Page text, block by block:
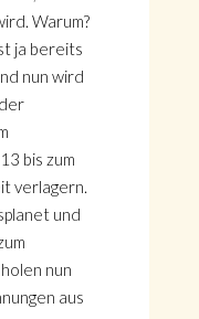
Warum?
ja bereits
nun wird
bis zum
verlagern.
und
nun
aus